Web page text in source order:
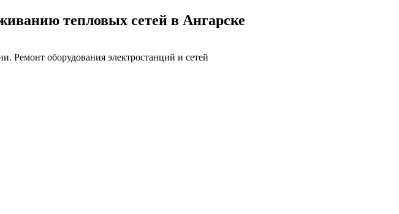
тепловых сетей в Ангарске
Ремонт оборудования электростанций и сетей